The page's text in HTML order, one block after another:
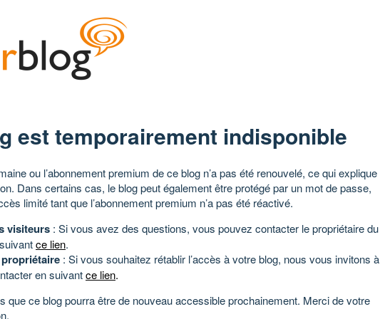
est temporairement indisponible
ou l’abonnement premium de ce blog n’a pas été renouvelé, ce qui explique
Dans certains cas, le blog peut également être protégé par un mot de passe,
limité tant que l’abonnement premium n’a pas été réactivé.
visiteurs : Si vous avez des questions, vous pouvez contacter le propriétaire du
ce lien.
: Si vous souhaitez rétablir l’accès à votre blog, nous vous invitons à
en suivantce lien.
que ce blog pourra être de nouveau accessible prochainement. Merci de votre